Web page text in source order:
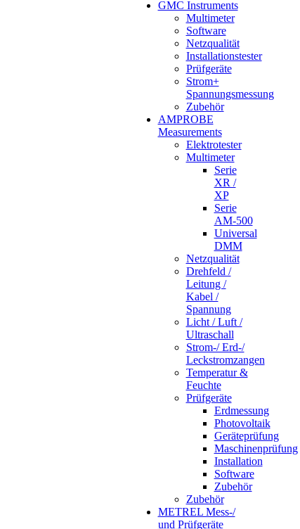
GMC Instruments
Multimeter
Software
Netzqualität
Installationstester
Prüfgeräte
Strom+
Spannungsmessung
Zubehör
AMPROBE
Measurements
Elektrotester
Multimeter
Serie
XR /
XP
Serie
AM-500
Universal
DMM
Netzqualität
Drehfeld /
Leitung /
Kabel /
Spannung
Licht / Luft /
Ultraschall
Strom-/ Erd-/
Leckstromzangen
Temperatur &
Feuchte
Prüfgeräte
Erdmessung
Photovoltaik
Geräteprüfung
Maschinenprüfung
Installation
Software
Zubehör
Zubehör
METREL Mess-/
und Prüfgeräte